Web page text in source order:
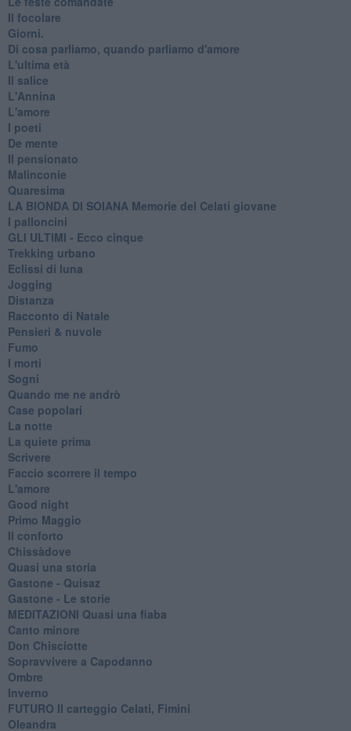
Il focolare
Giorni.
Di cosa parliamo, quando parliamo d'amore
L'ultima età
Il salice
L'Annina
L'amore
I poeti
De mente
Il pensionato
Malinconie
Quaresima
LA BIONDA DI SOIANA Memorie del Celati giovane
I palloncini
GLI ULTIMI - Ecco cinque
Trekking urbano
Eclissi di luna
Jogging
Distanza
Racconto di Natale
Pensieri & nuvole
Fumo
I morti
Sogni
Quando me ne andrò
Case popolari
La notte
La quiete prima
Scrivere
Faccio scorrere il tempo
L'amore
Good night
Primo Maggio
Il conforto
Chissàdove
Quasi una storia
Gastone - Quisaz
Gastone - Le storie
MEDITAZIONI Quasi una fiaba
Canto minore
Don Chisciotte
Sopravvivere a Capodanno
Ombre
Inverno
FUTURO Il carteggio Celati, Fimini
Oleandra